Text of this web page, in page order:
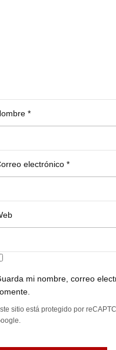
*
electrónico*
mi nombre, correo
sitio está protegido por